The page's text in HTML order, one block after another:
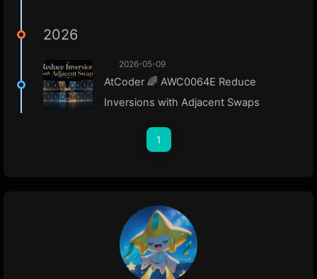
2026
2026-05-09
AtCoder 🌈 AWC0064E Reduce
Inversions with Adjacent Swaps
1